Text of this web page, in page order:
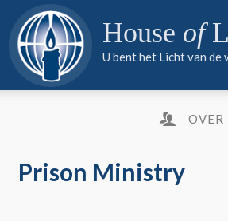
House of
U bent het Licht van de
PARTNER WORDEN
OVER
Prison Ministry